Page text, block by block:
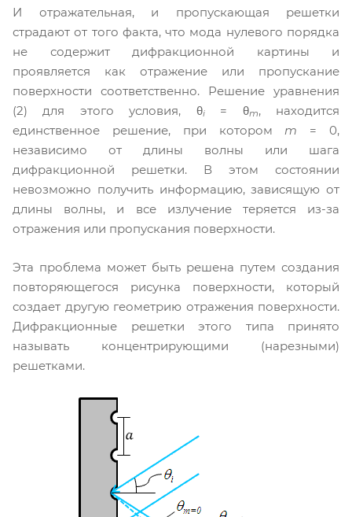
И отражательная, и пропускающая решетки
страдают от того факта, что мода нулевого порядка
не содержит дифракционной картины и
проявляется как отражение или пропускание
поверхности соответственно. Решение уравнения
(2) для этого условия, θi= θm, находится
единственное решение, при котором m = 0,
независимо от длины волны или шага
дифракционной решетки. В этом состоянии
невозможно получить информацию, зависящую от
длины волны, и все излучение теряется из-за
отражения или пропускания поверхности.
Эта проблема может быть решена путем создания
повторяющегося рисунка поверхности, который
создает другую геометрию отражения поверхности.
Дифракционные решетки этого типа принято
называть концентрирующими (нарезными)
решетками.